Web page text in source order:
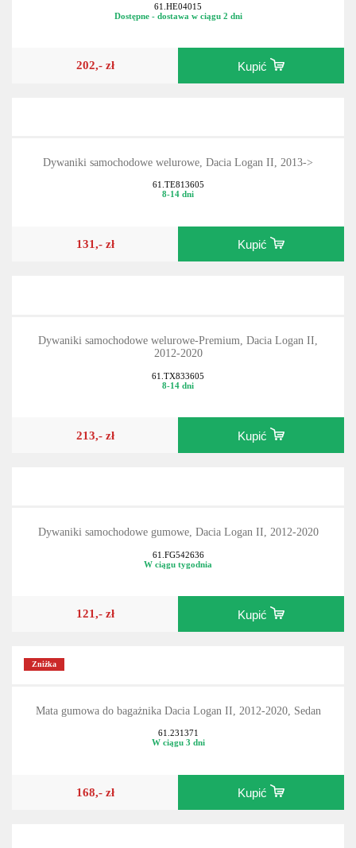
61.HE04015
Dostępne - dostawa w ciągu 2 dni
202,- zł Kupić
Dywaniki samochodowe welurowe, Dacia Logan II, 2013->
61.TE813605
8-14 dni
131,- zł Kupić
Dywaniki samochodowe welurowe-Premium, Dacia Logan II,
2012-2020
61.TX833605
8-14 dni
213,- zł Kupić
Dywaniki samochodowe gumowe, Dacia Logan II, 2012-2020
61.FG542636
W ciągu tygodnia
121,- zł Kupić
Zniżka
Mata gumowa do bagażnika Dacia Logan II, 2012-2020, Sedan
61.231371
W ciągu 3 dni
168,- zł Kupić